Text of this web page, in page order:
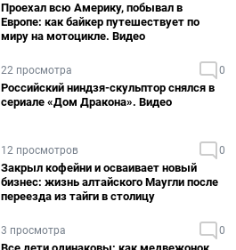
Проехал всю Америку, побывал в
Европе: как байкер путешествует по
миру на мотоцикле. Видео
22 просмотра 0
Российский ниндзя-скульптор снялся в
сериале «Дом Дракона». Видео
12 просмотров 0
Закрыл кофейни и осваивает новый
бизнес: жизнь алтайского Маугли после
переезда из тайги в столицу
3 просмотра 0